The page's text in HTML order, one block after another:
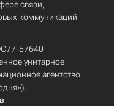
связи,
коммуникаций
57640
унитарное
агентство